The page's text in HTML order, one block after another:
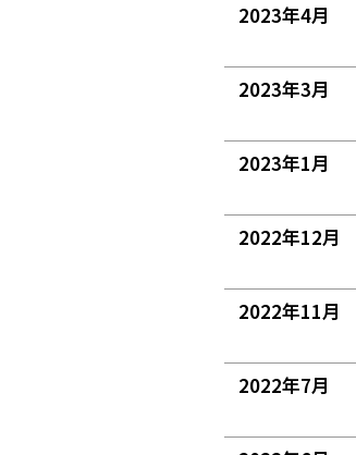
2023年4月
2023年3月
2023年1月
2022年12月
2022年11月
2022年7月